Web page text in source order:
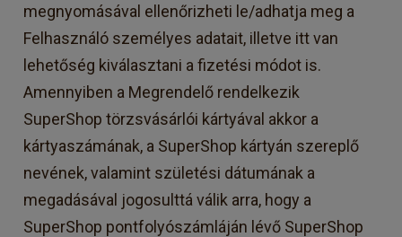
megnyomásával ellenőrizheti le/adhatja meg a
Felhasználó személyes adatait, illetve itt van
lehetőség kiválasztani a fizetési módot is.
Amennyiben a Megrendelő rendelkezik
SuperShop törzsvásárlói kártyával akkor a
kártyaszámának, a SuperShop kártyán szereplő
nevének, valamint születési dátumának a
megadásával jogosulttá válik arra, hogy a
SuperShop pontfolyószámláján lévő SuperShop